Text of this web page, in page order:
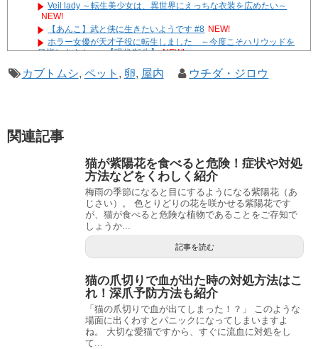
Veil lady ～転生美少女は、異世界にえっちな衣装を広めたい～
NEW!
【あんこ】武と侠に生きたいようです #8 NEW!
ホラー女優が天才子役に転生しました ～今度こそハリウッドを
目指します！～ 【現代/転生】 NEW!
やる夫達は安価で作られた世界で生きているようです ２９６
３ -33
カブトムシ, ペット , 卵, 屋内 ウチダ・ジロウ
関連記事
猫が紫陽花を食べると危険！症状や対処
方法などをくわしく紹介
梅雨の季節になると目にするようになる紫陽花（あ
じさい）。 色とりどりの花を咲かせる紫陽花です
が、猫が食べると危険な植物であることをご存知で
しょうか...
記事を読む
猫の爪切りで血が出た時の対処方法はこ
れ！深爪予防方法も紹介
「猫の爪切りで血が出てしまった！？」 このような
場面に出くわすとパニックになってしまいますよ
ね。 大切な愛猫ですから、すぐに流血に対処をし
て...